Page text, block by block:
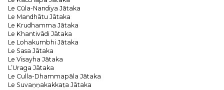
Le Cūla-Nandiya Jātaka
Le Mandhātu Jātaka
Le Krudhamma Jātaka
Le Khantivādi Jātaka
Le Lohakumbhi Jātaka
Le Sasa Jātaka
Le Visayha Jātaka
L’Uraga Jātaka
Le Culla-Dhammapāla Jātaka
Le Suvaṇṇakakkaṭa Jātaka